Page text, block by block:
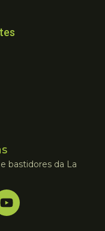
bastidores da La